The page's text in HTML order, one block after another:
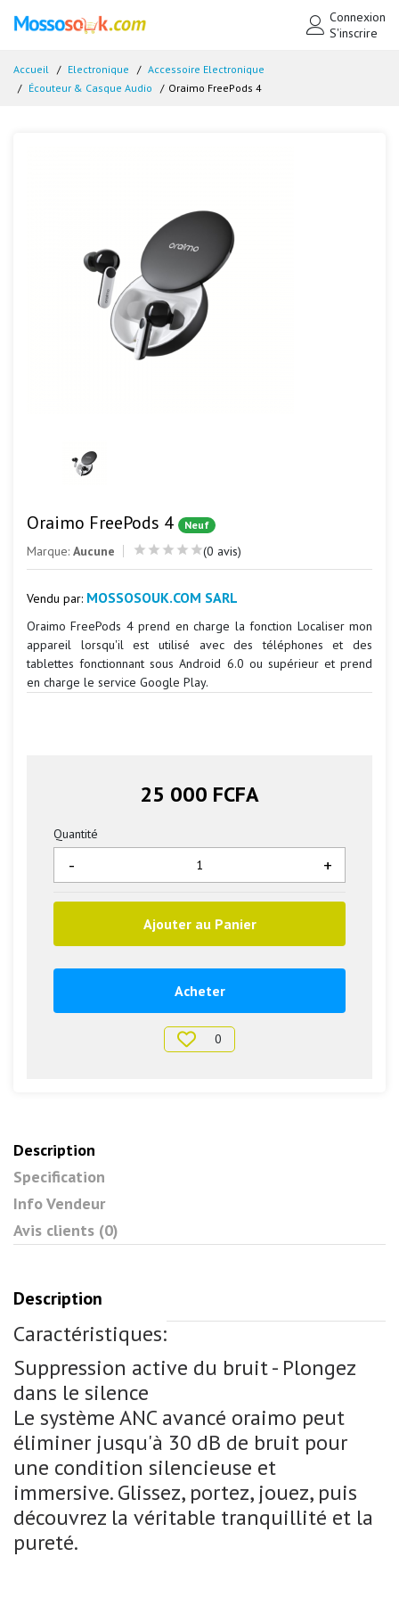
Connexion
S'inscrire
Accueil Electronique
Accessoire Electronique
Écouteur & Casque Audio
Oraimo FreePods 4
Oraimo FreePods 4 Neuf
Marque: Aucune (0 avis)
Vendu par: MOSSOSOUK.COM SARL
Oraimo FreePods 4 prend en charge la fonction Localiser mon
appareil lorsqu'il est utilisé avec des téléphones et des
tablettes fonctionnant sous Android 6.0 ou supérieur et prend
en charge le service Google Play.
25 000 FCFA
Quantité
+
-
Ajouter au Panier
Acheter
0
Description
Specification
Info Vendeur
Avis clients (0)
Description
Caractéristiques:
Suppression active du bruit - Plongez
dans le silence
Le système ANC avancé oraimo peut
éliminer jusqu'à 30 dB de bruit pour
une condition silencieuse et
immersive. Glissez, portez, jouez, puis
découvrez la véritable tranquillité et la
pureté.